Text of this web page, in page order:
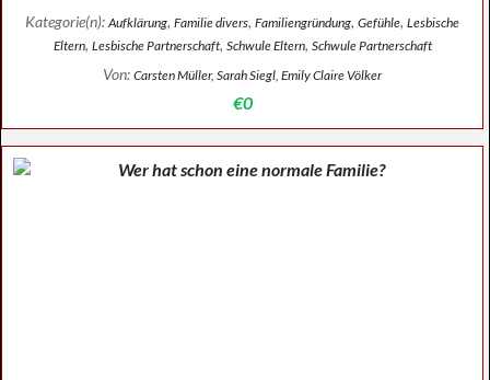
Kategorie(n): Aufklärung, Familie divers, Familiengründung, Gefühle, Lesbische
Eltern, Lesbische Partnerschaft, Schwule Eltern, Schwule Partnerschaft
Von: Carsten Müller, Sarah Siegl, Emily Claire Völker
€0